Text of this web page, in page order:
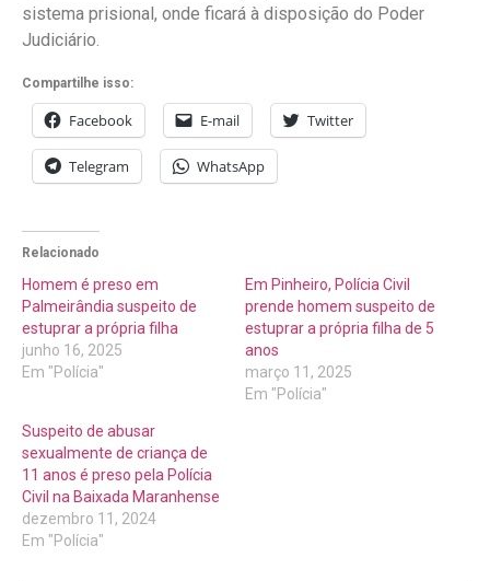
sistema prisional, onde ficará à disposição do Poder
Judiciário.
Compartilhe isso:
Facebook E-mail Twitter
Telegram WhatsApp
Relacionado
Homem é preso em
Palmeirândia suspeito de
estuprar a própria filha
junho 16, 2025
Em "Polícia"
Em Pinheiro, Polícia Civil
prende homem suspeito de
estuprar a própria filha de 5
anos
março 11, 2025
Em "Polícia"
Suspeito de abusar
sexualmente de criança de
11 anos é preso pela Polícia
Civil na Baixada Maranhense
dezembro 11, 2024
Em "Polícia"